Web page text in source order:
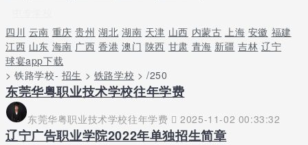
四川 云南 重庆 贵州 湖北 湖南 天津 山西 内蒙古 上海 安徽 福建
江西 山东 海南 广西 香港 澳门 陕西 甘肃 青海 新疆 吉林 辽宁
球宴app下载
> 铁路学校- 招生 > 铁路学校 > /250
东莞华粤职业技术学校往年学费
东莞华粤职业技术学校往年学费 2025-11-02 00:33:32
辽宁广告职业学院2022年单独招生简章